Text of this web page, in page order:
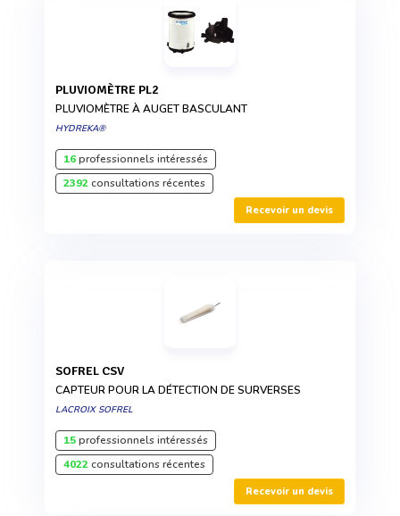
PLUVIOMÈTRE PL2
PLUVIOMÈTRE À AUGET BASCULANT
HYDREKA®
16professionnels intéressés
2392consultations récentes
Recevoir un devis
SOFREL CSV
CAPTEUR POUR LA DÉTECTION DE SURVERSES
LACROIX SOFREL
15professionnels intéressés
4022consultations récentes
Recevoir un devis